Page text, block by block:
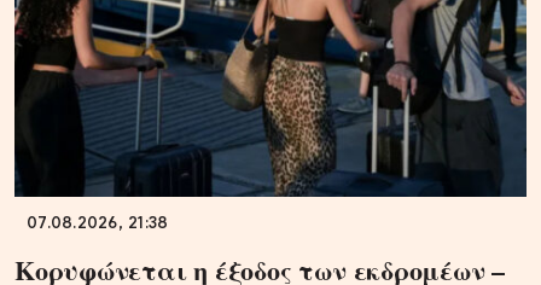
07.08.2026, 21:38
Κορυφώνεται η έξοδος των εκδρομέων –